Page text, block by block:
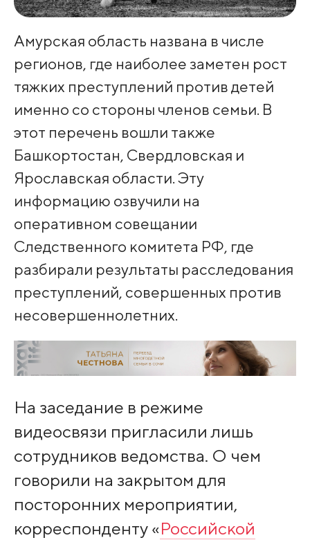
Амурская область названа в числе
регионов, где наиболее заметен рост
тяжких преступлений против детей
именно со стороны членов семьи. В
этот перечень вошли также
Башкортостан, Свердловская и
Ярославская области. Эту
информацию озвучили на
оперативном совещании
Следственного комитета РФ, где
разбирали результаты расследования
преступлений, совершенных против
несовершеннолетних.
На заседание в режиме
видеосвязи пригласили лишь
сотрудников ведомства. О чем
говорили на закрытом для
посторонних мероприятии,
корреспонденту «Российской